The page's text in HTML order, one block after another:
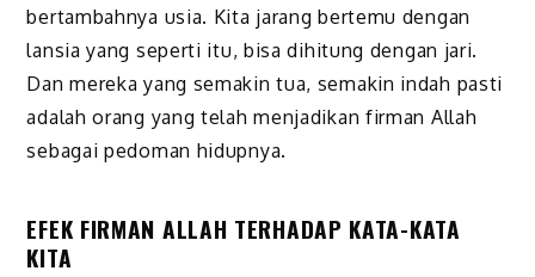
bertambahnya usia. Kita jarang bertemu dengan
lansia yang seperti itu, bisa dihitung dengan jari.
Dan mereka yang semakin tua, semakin indah pasti
adalah orang yang telah menjadikan firman Allah
sebagai pedoman hidupnya.
EFEK FIRMAN ALLAH TERHADAP KATA-KATA
KITA